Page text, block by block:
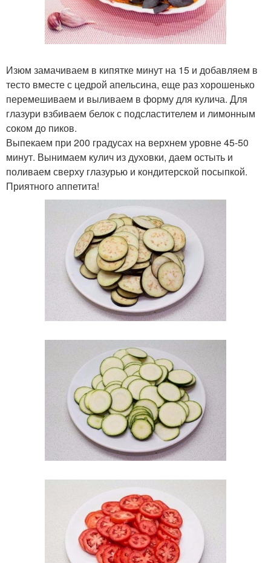
Изюм замачиваем в кипятке минут на 15 и добавляем в
тесто вместе с цедрой апельсина, еще раз хорошенько
перемешиваем и выливаем в форму для кулича. Для
глазури взбиваем белок с подсластителем и лимонным
соком до пиков.
Выпекаем при 200 градусах на верхнем уровне 45-50
минут. Вынимаем кулич из духовки, даем остыть и
поливаем сверху глазурью и кондитерской посыпкой.
Приятного аппетита!